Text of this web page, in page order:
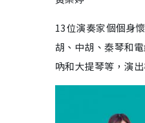
13位演奏家個個身
胡、中胡、秦琴和
吶和大提琴等，演出